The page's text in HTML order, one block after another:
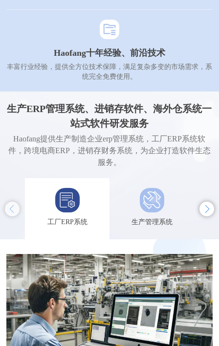
Haofang十年经验、前沿技术
丰富行业经验，提供全方位技术保障，满足复杂多变的市场需求，系
统完全免费使用。
生产ERP管理系统、进销存软件、海外仓系统一
站式软件研发服务
Haofang提供生产制造企业erp管理系统，工厂ERP系统软
件，跨境电商ERP，进销存财务系统，为企业打造软件生态
服务。
工厂ERP系统 生产管理系统